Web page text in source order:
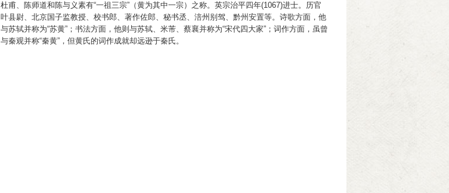
杜甫、陈师道和陈与义素有“一祖三宗”（黄为其中一宗）之称。英宗治平四年(1067)进士。历官
叶县尉、北京国子监教授、校书郎、著作佐郎、秘书丞、涪州别驾、黔州安置等。诗歌方面，他
与苏轼并称为“苏黄”；书法方面，他则与苏轼、米芾、蔡襄并称为“宋代四大家”；词作方面，虽曾
与秦观并称“秦黄”，但黄氏的词作成就却远逊于秦氏。